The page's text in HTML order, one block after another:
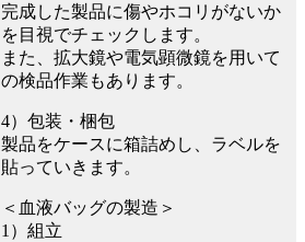
完成した製品に傷やホコリがないか
を目視でチェックします。
また、拡大鏡や電気顕微鏡を用いて
の検品作業もあります。
4）包装・梱包
製品をケースに箱詰めし、ラベルを
貼っていきます。
＜血液バッグの製造＞
1）組立